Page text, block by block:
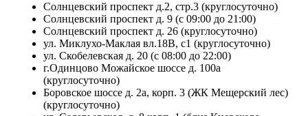
Солнцевский проспект д.2, стр.3 (круглосуточно)
Солнцевский проспект д. 9 (с 09:00 до 21:00)
Солнцевский проспект д. 26 (круглосуточно)
ул. Миклухо-Маклая вл.18В, с1 (круглосуточно)
ул. Скобелевская д. 20 (с 08:00 до 22:00)
г.Одинцово Можайское шоссе д. 100а
(круглосуточно)
Боровское шоссе д. 2а, корп. 3 (ЖК Мещерский лес)
(круглосуточно)